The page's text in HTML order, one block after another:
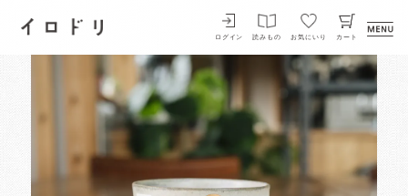
イロドリ
ログイン 読みもの お気にいり カート